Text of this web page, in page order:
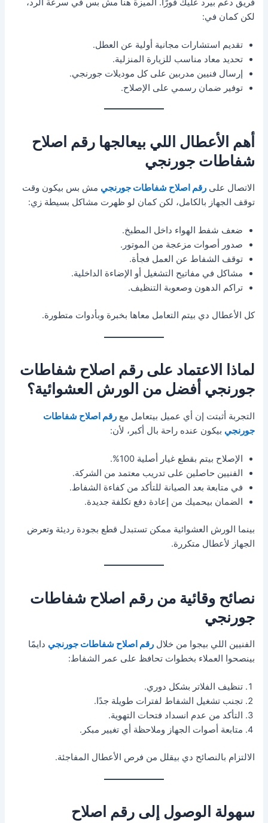
فريق دعم بيرد عليك فورًا. الميزة هنا مش بس في سرعة الرد،
لكن كمان في:
تقديم استشارات مجانية أولية عن العطل.
تحديد معاد مناسب للزيارة المنزلية.
إرسال فنيين مدربين على كل موديلات جورنجي.
توفير ضمان رسمي على الإصلاح.
أهم الأعطال اللي بيعالجها رقم اصلاح
شفاطات جورنجي
الاتصال علىرقم اصلاح شفاطات جورنجي مش بس بيكون وقت
توقف الجهاز بالكامل، لكن كمان لو ظهرت مشاكل بسيطة زي:
ضعف شفط الهواء داخل المطبخ.
صدور أصوات مزعجة من الموتور.
توقف الشفاط عن العمل فجأة.
مشاكل في مفاتيح التشغيل أو الإضاءة الداخلية.
تراكم الدهون وصعوبة التنظيف.
كل الأعطال دي بيتم التعامل معاها بخبرة وبأدوات متطورة.
لماذا الاعتماد على رقم اصلاح شفاطات
جورنجي أفضل من الورش العشوائية؟
التجربة أثبتت إن أي عميل بيتعامل معرقم اصلاح شفاطات
جورنجي بيكون عنده راحة بال أكبر، لأن:
الإصلاح بيتم بقطع غيار أصلية 100%.
الفنيين حاصلين على تدريب معتمد من الشركة.
في متابعة بعد الصيانة للتأكد من كفاءة الشفاط.
الضمان بيحميك من إعادة دفع تكلفة جديدة.
بينما الورش العشوائية ممكن تستبدل قطع بجودة رديئة وتعرض
الجهاز لأعطال متكررة.
نصائح وقائية من رقم اصلاح شفاطات
جورنجي
الفنيين اللي بيجوا من خلالرقم اصلاح شفاطات جورنجي دايمًا
بينصحوا العملاء بخطوات تحافظ على عمر الشفاط:
تنظيف الفلاتر بشكل دوري.
تجنب تشغيل الشفاط لفترات طويلة جدًا.
التأكد من عدم انسداد فتحات التهوية.
متابعة أصوات الجهاز وملاحظة أي تغيير مبكر.
الالتزام بالنصائح دي بيقلل من فرص الأعطال المفاجئة.
سهولة الوصول إلى رقم اصلاح